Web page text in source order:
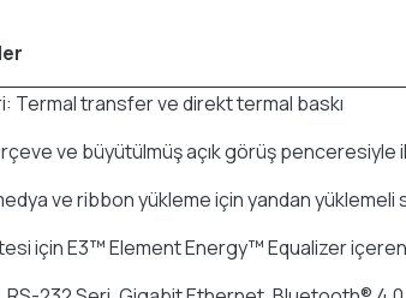
Termal transfer ve direkt termal baskı
ve büyütülmüş açık görüş penceresiyle
ve ribbon yükleme için yandan yüklemeli
için E3™ Element Energy™ Equalizer